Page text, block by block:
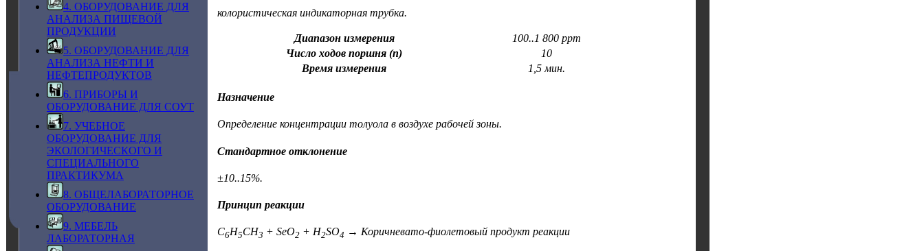
4. ОБОРУДОВАНИЕ ДЛЯ
АНАЛИЗА ПИЩЕВОЙ
ПРОДУКЦИИ
5. ОБОРУДОВАНИЕ ДЛЯ
АНАЛИЗА НЕФТИ И
НЕФТЕПРОДУКТОВ
6. ПРИБОРЫ И
ОБОРУДОВАНИЕ ДЛЯ СОУТ
7. УЧЕБНОЕ
ОБОРУДОВАНИЕ ДЛЯ
ЭКОЛОГИЧЕСКОГО И
СПЕЦИАЛЬНОГО
ПРАКТИКУМА
8. ОБЩЕЛАБОРАТОРНОЕ
ОБОРУДОВАНИЕ
9. МЕБЕЛЬ
ЛАБОРАТОРНАЯ
колористическая индикаторная трубка.
Диапазон измерения
100..1 800 ppm
Число ходов поршня (n)
10
Время измерения
1,5 мин.
Назначение
Определение концентрации толуола в воздухе рабочей зоны.
Стандартное отклонение
±10..15%.
Принцип реакции
C6H5CH3 + SeO2 + H2SO4 → Коричневато-фиолетовый продукт реакции